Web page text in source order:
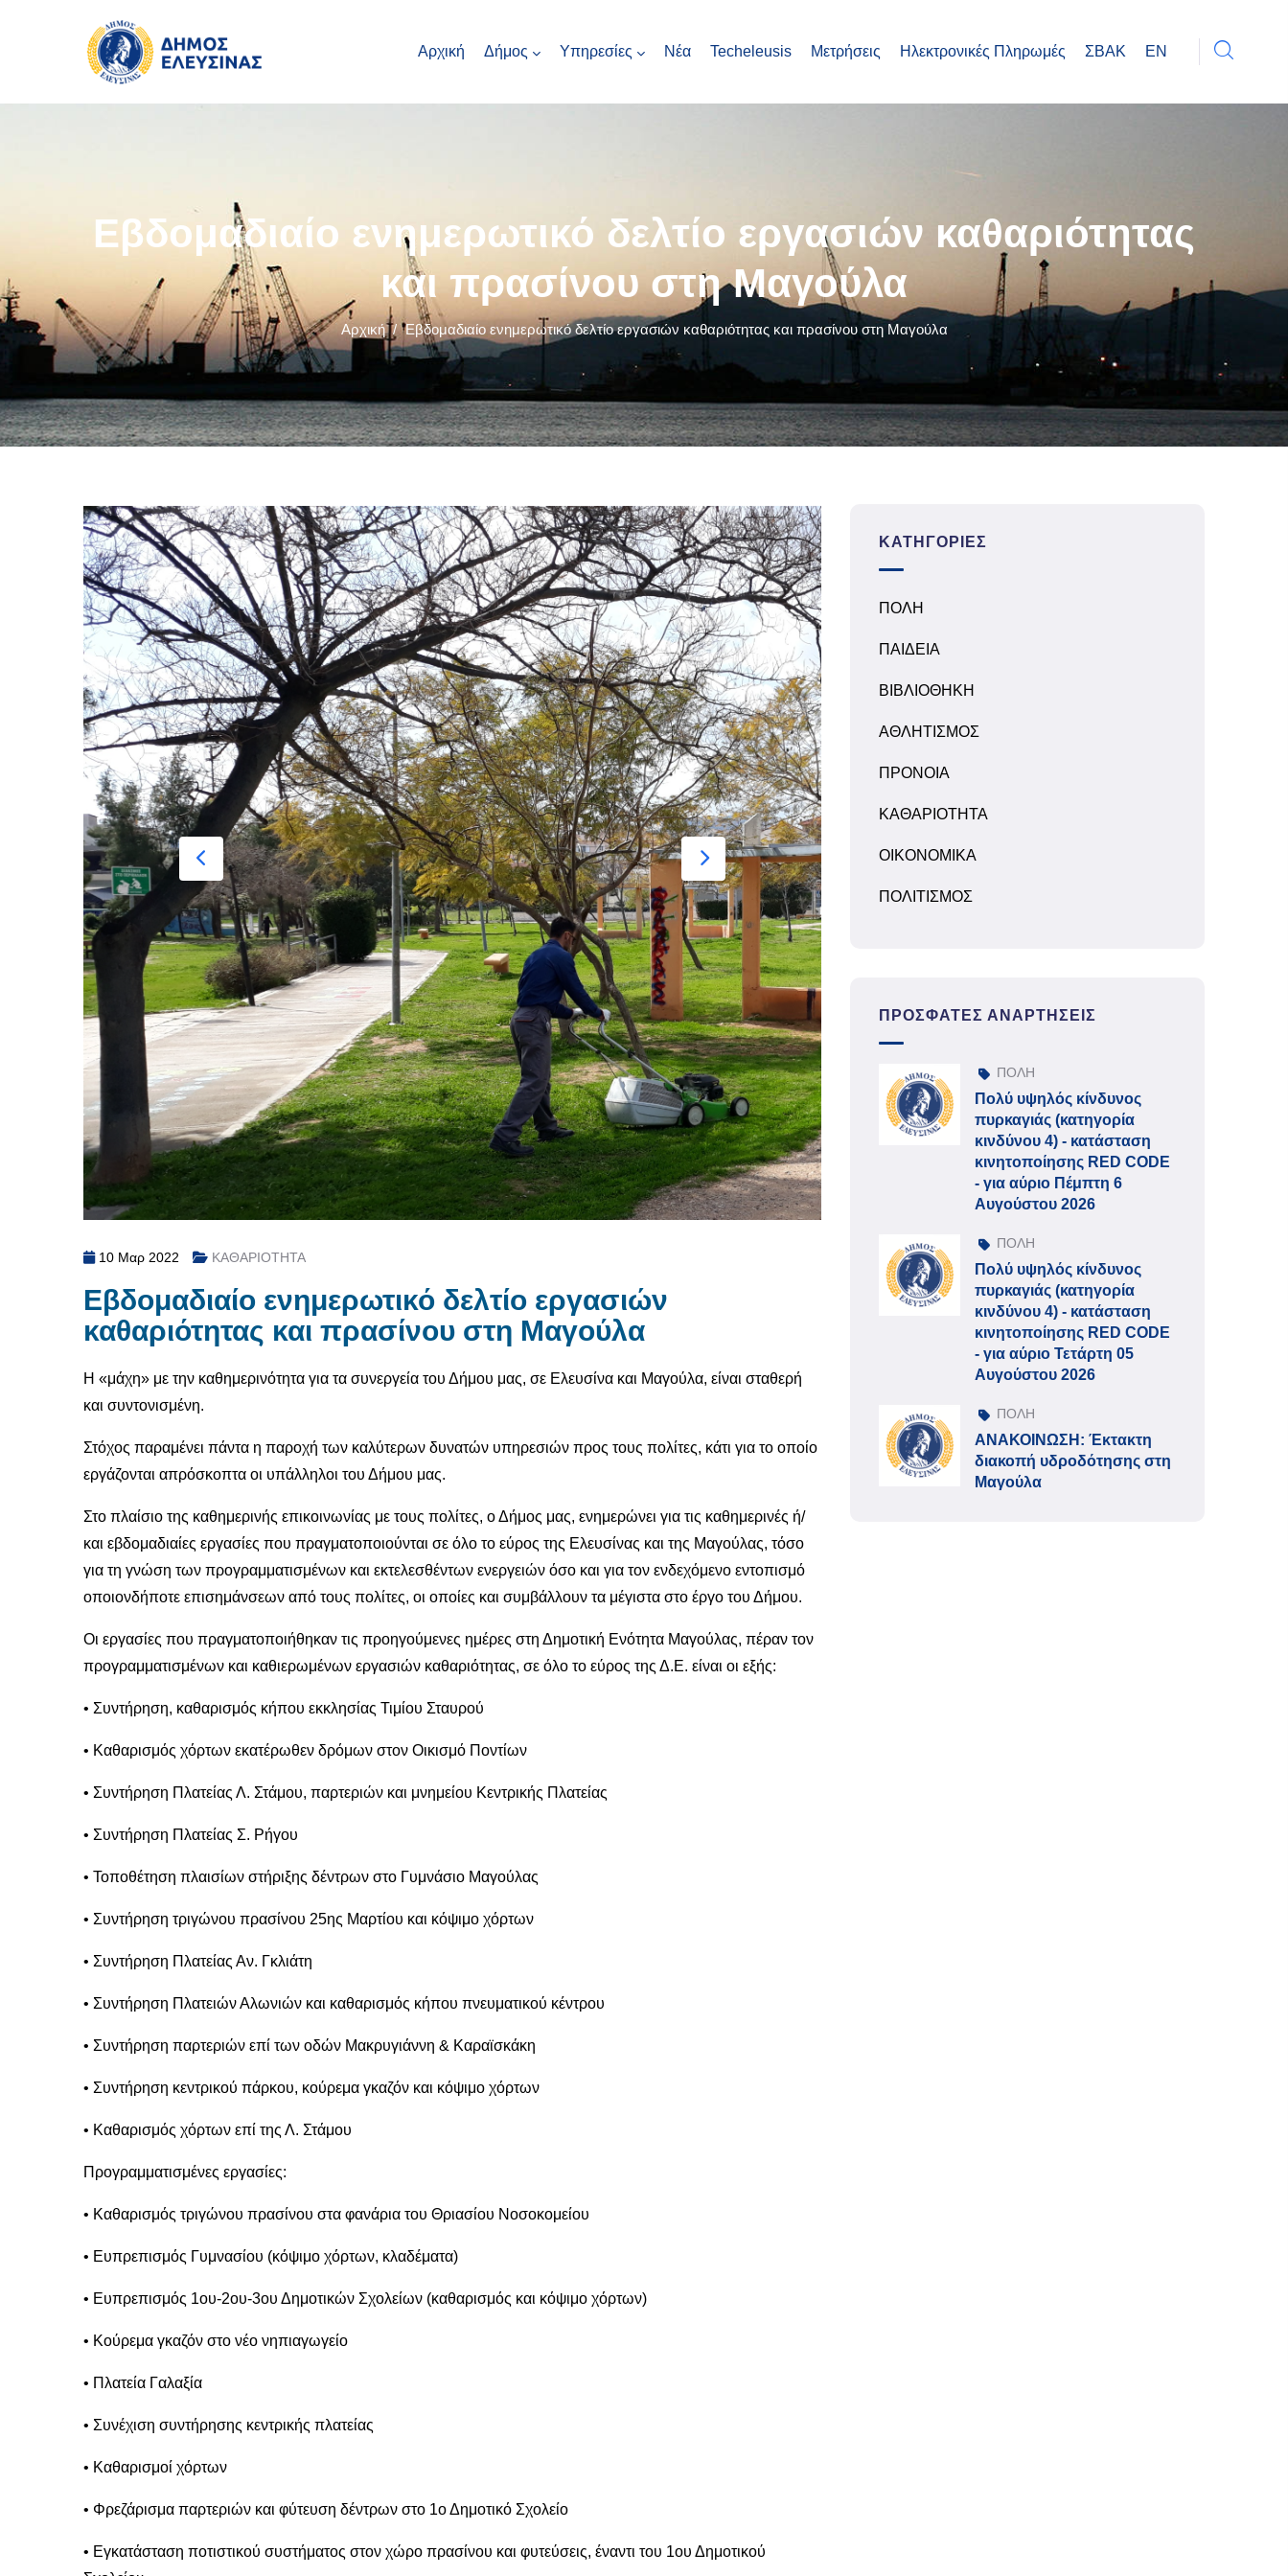
Αρχική Δήμος Υπηρεσίες Νέα Techeleusis Μετρήσεις Ηλεκτρονικές Πληρωμές ΣΒΑΚ EN
Εβδομαδιαίο ενημερωτικό δελτίο εργασιών καθαριότητας
και πρασίνου στη Μαγούλα
Αρχική / Εβδομαδιαίο ενημερωτικό δελτίο εργασιών καθαριότητας και πρασίνου στη Μαγούλα
10 Μαρ 2022 ΚΑΘΑΡΙΟΤΗΤΑ
Εβδομαδιαίο ενημερωτικό δελτίο εργασιών
καθαριότητας και πρασίνου στη Μαγούλα
Η «μάχη» με την καθημερινότητα για τα συνεργεία του Δήμου μας, σε Ελευσίνα και Μαγούλα, είναι σταθερή
και συντονισμένη.
Στόχος παραμένει πάντα η παροχή των καλύτερων δυνατών υπηρεσιών προς τους πολίτες, κάτι για το οποίο
εργάζονται απρόσκοπτα οι υπάλληλοι του Δήμου μας.
Στο πλαίσιο της καθημερινής επικοινωνίας με τους πολίτες, ο Δήμος μας, ενημερώνει για τις καθημερινές ή/
και εβδομαδιαίες εργασίες που πραγματοποιούνται σε όλο το εύρος της Ελευσίνας και της Μαγούλας, τόσο
για τη γνώση των προγραμματισμένων και εκτελεσθέντων ενεργειών όσο και για τον ενδεχόμενο εντοπισμό
οποιονδήποτε επισημάνσεων από τους πολίτες, οι οποίες και συμβάλλουν τα μέγιστα στο έργο του Δήμου.
Οι εργασίες που πραγματοποιήθηκαν τις προηγούμενες ημέρες στη Δημοτική Ενότητα Μαγούλας, πέραν τον
προγραμματισμένων και καθιερωμένων εργασιών καθαριότητας, σε όλο το εύρος της Δ.Ε. είναι οι εξής:
• Συντήρηση, καθαρισμός κήπου εκκλησίας Τιμίου Σταυρού
• Καθαρισμός χόρτων εκατέρωθεν δρόμων στον Οικισμό Ποντίων
• Συντήρηση Πλατείας Λ. Στάμου, παρτεριών και μνημείου Κεντρικής Πλατείας
• Συντήρηση Πλατείας Σ. Ρήγου
• Τοποθέτηση πλαισίων στήριξης δέντρων στο Γυμνάσιο Μαγούλας
• Συντήρηση τριγώνου πρασίνου 25ης Μαρτίου και κόψιμο χόρτων
• Συντήρηση Πλατείας Αν. Γκλιάτη
• Συντήρηση Πλατειών Αλωνιών και καθαρισμός κήπου πνευματικού κέντρου
• Συντήρηση παρτεριών επί των οδών Μακρυγιάννη & Καραϊσκάκη
• Συντήρηση κεντρικού πάρκου, κούρεμα γκαζόν και κόψιμο χόρτων
• Καθαρισμός χόρτων επί της Λ. Στάμου
Προγραμματισμένες εργασίες:
• Καθαρισμός τριγώνου πρασίνου στα φανάρια του Θριασίου Νοσοκομείου
• Ευπρεπισμός Γυμνασίου (κόψιμο χόρτων, κλαδέματα)
• Ευπρεπισμός 1ου-2ου-3ου Δημοτικών Σχολείων (καθαρισμός και κόψιμο χόρτων)
• Κούρεμα γκαζόν στο νέο νηπιαγωγείο
• Πλατεία Γαλαξία
• Συνέχιση συντήρησης κεντρικής πλατείας
• Καθαρισμοί χόρτων
• Φρεζάρισμα παρτεριών και φύτευση δέντρων στο 1ο Δημοτικό Σχολείο
• Εγκατάσταση ποτιστικού συστήματος στον χώρο πρασίνου και φυτεύσεις, έναντι του 1ου Δημοτικού
ΚΑΤΗΓΟΡΊΕΣ
ΠΟΛΗ
ΠΑΙΔΕΙΑ
ΒΙΒΛΙΟΘΗΚΗ
ΑΘΛΗΤΙΣΜΟΣ
ΠΡΟΝΟΙΑ
ΚΑΘΑΡΙΟΤΗΤΑ
ΟΙΚΟΝΟΜΙΚΑ
ΠΟΛΙΤΙΣΜΟΣ
ΠΡΌΣΦΑΤΕΣ ΑΝΑΡΤΉΣΕΙΣ
ΠΟΛΗ
Πολύ υψηλός κίνδυνος
πυρκαγιάς (κατηγορία
κινδύνου 4) - κατάσταση
κινητοποίησης RED CODE
- για αύριο Πέμπτη 6
Αυγούστου 2026
ΠΟΛΗ
Πολύ υψηλός κίνδυνος
πυρκαγιάς (κατηγορία
κινδύνου 4) - κατάσταση
κινητοποίησης RED CODE
- για αύριο Τετάρτη 05
Αυγούστου 2026
ΠΟΛΗ
ΑΝΑΚΟΙΝΩΣΗ: Έκτακτη
διακοπή υδροδότησης στη
Μαγούλα